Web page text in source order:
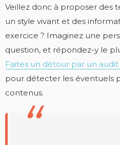
Veillez donc à proposer des
un style vivant et des
exercice ? Imaginez une
question, et répondez-y le
Faites un détour par un audit
pour détecter les éventuels
contenus.